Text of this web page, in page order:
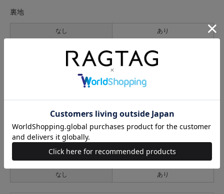
裏地
なし あり
なし あり
なし あり